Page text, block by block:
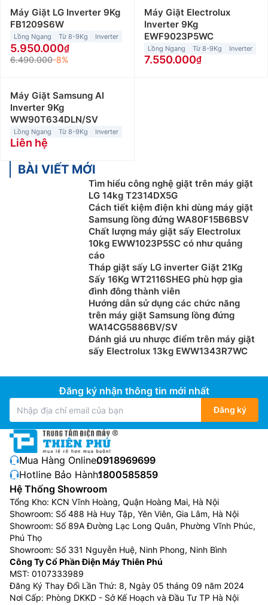
Máy Giặt LG Inverter 9Kg
FB1209S6W
Lồng Ngang Từ 8-9Kg Inverter
5.950.000
6.490.000-8%
Máy Giặt Electrolux
Inverter 9Kg
EWF9023P5WC
Lồng Ngang Từ 8-9Kg Inverter
7.550.000
Máy Giặt Samsung AI
Inverter 9Kg
WW90T634DLN/SV
Lồng Ngang Từ 8-9Kg Inverter
Liên hệ
BÀI VIẾT MỚI
Tìm hiểu công nghệ giặt trên máy giặt
LG 14kg T2314DX5G
Cách tiết kiệm điện khi dùng máy giặt
Samsung lồng đứng WA80F15B6BSV
Chất lượng máy giặt sấy Electrolux
10kg EWW1023P5SC có như quảng
cáo
Tháp giặt sấy LG inverter Giặt 21Kg
Sấy 16Kg WT2116SHEG phù hợp gia
đình đông thành viên
Hướng dẫn sử dụng các chức năng
trên máy giặt Samsung lồng đứng
WA14CG5886BV/SV
Đánh giá ưu nhược điểm trên máy giặt
sấy Electrolux 13kg EWW1343R7WC
Đăng ký nhận thông tin mới nhất
Đăng ký
Mua Hàng Online:0918969699
Hotline Bảo Hành:1800585859
Hệ Thống Showroom
Tổng Kho: KCN Vĩnh Hoàng, Quận Hoàng Mai, Hà Nội
Showroom: Số 488 Hà Huy Tập, Yên Viên, Gia Lâm, Hà Nội
Showroom: Số 89A Đường Lạc Long Quân, Phường Vĩnh Phúc,
Phú Thọ
Showroom: Số 331 Nguyễn Huệ, Ninh Phong, Ninh Bình
Công Ty Cổ Phần Điện Máy Thiên Phú
MST: 0107333989
Đăng Ký Thay Đổi Lần Thứ: 8, Ngày 05 tháng 09 năm 2024
Nơi Cấp: Phòng DKKD - Sở Kế Hoạch và Đầu Tư TP Hà Nội